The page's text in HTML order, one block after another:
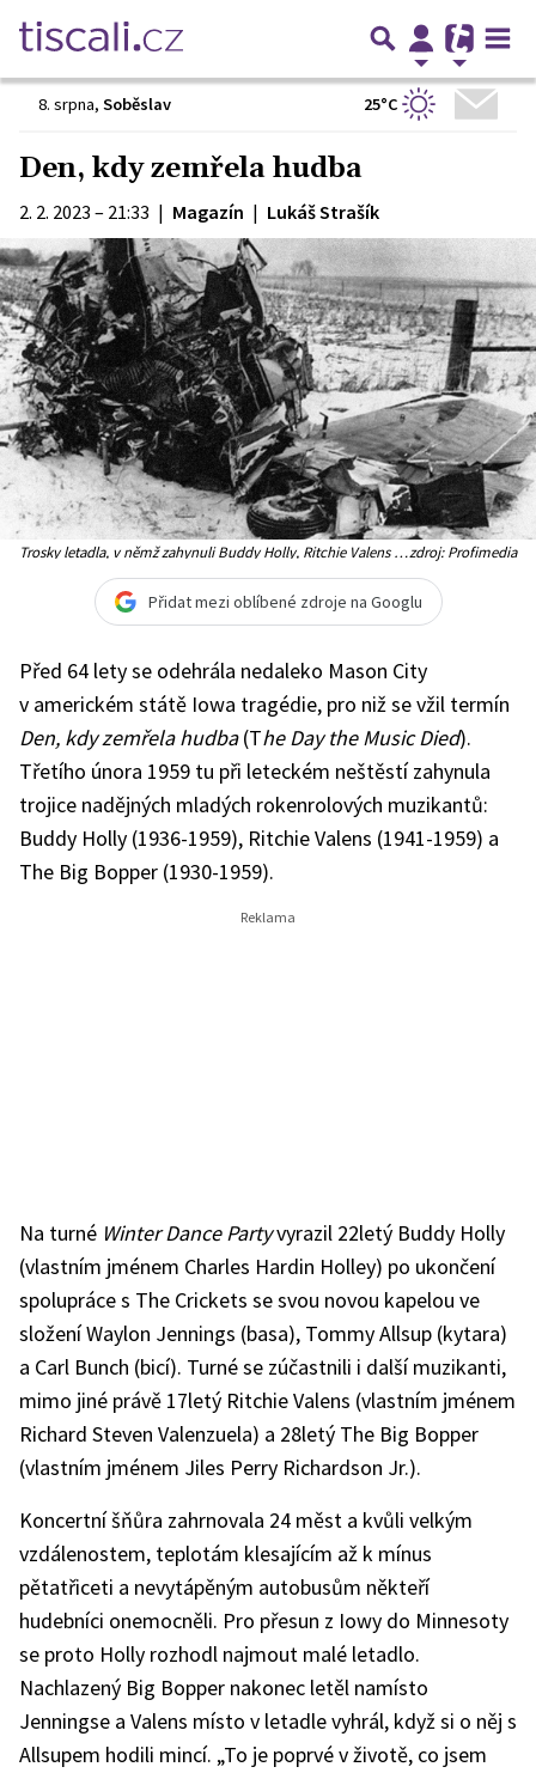
8. srpna, Soběslav 25°C
Den, kdy zemřela hudba
2. 2. 2023 – 21:33 | Magazín | Lukáš Strašík
Trosky letadla, v němž zahynuli Buddy Holly, Ritchie Valens a zdroj: Profimedia
Přidat mezi oblíbené zdroje na Googlu
Před 64 lety se odehrála nedaleko Mason City
v americkém státě Iowa tragédie, pro niž se vžil termín
Den, kdy zemřela hudba(The Day the Music Died).
Třetího února 1959 tu při leteckém neštěstí zahynula
trojice nadějných mladých rokenrolových muzikantů:
Buddy Holly (1936-1959), Ritchie Valens (1941-1959) a
The Big Bopper (1930-1959).
Na turné Winter Dance Partyvyrazil 22letý Buddy Holly
(vlastním jménem Charles Hardin Holley) po ukončení
spolupráce s The Crickets se svou novou kapelou ve
složení Waylon Jennings (basa), Tommy Allsup (kytara)
a Carl Bunch (bicí). Turné se zúčastnili i další muzikanti,
mimo jiné právě 17letý Ritchie Valens (vlastním jménem
Richard Steven Valenzuela) a 28letý The Big Bopper
(vlastním jménem Jiles Perry Richardson Jr.).
Koncertní šňůra zahrnovala 24 měst a kvůli velkým
vzdálenostem, teplotám klesajícím až k mínus
pětatřiceti a nevytápěným autobusům někteří
hudebníci onemocněli. Pro přesun z Iowy do Minnesoty
se proto Holly rozhodl najmout malé letadlo.
Nachlazený Big Bopper nakonec letěl namísto
Jenningse a Valens místo v letadle vyhrál, když si o něj s
Allsupem hodili mincí. „To je poprvé v životě, co jsem